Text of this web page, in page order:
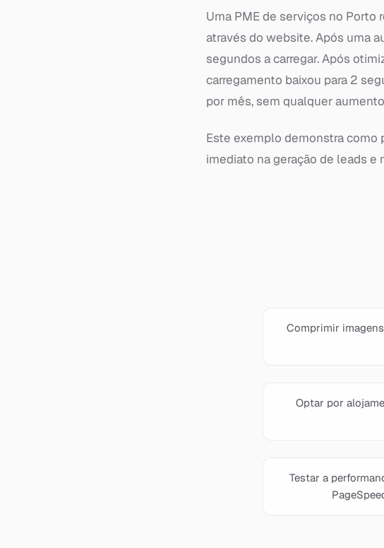
Uma PME de serviços no
através do website. Após uma
segundos a carregar. Após
carregamento baixou para 2
por mês, sem qualquer
Este exemplo demonstra
imediato na geração de leads e
Comprimir
Optar por
Testar a